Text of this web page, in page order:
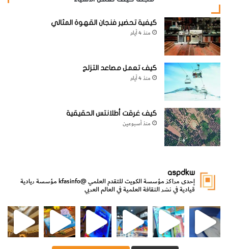
كيفية تحضير فنجان القهوة المثالي
منذ 4 أيام
كيف تعمل مصاعد التزلج
منذ 4 أيام
كيف غرقت أطلانتس الحقيقية
منذ أسبوعين
aspdkw
إحدى مراكز مؤسسة الكويت للتقدم العلمي@kfasinfo مؤسسة ريادية
قيادية في نشر الثقافة العلمية في العالم العربي
لشؤون الش
من الأعماق نكتشف ومن الكتب نتعلّم
⁨ ⁨ نتشرف بدعوتكم لزيارة جناح التقدم العلمي للنشر ⁨ رجعنا! ما كنّا بعيد! مجهزين لكم كل جديد!⁩